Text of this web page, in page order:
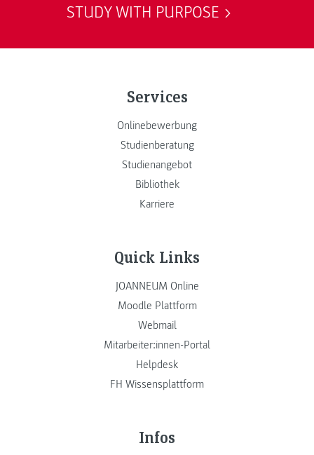
STUDY WITH PURPOSE
Services
Onlinebewerbung
Studienberatung
Studienangebot
Bibliothek
Karriere
Quick Links
JOANNEUM Online
Moodle Plattform
Webmail
Mitarbeiter:innen-Portal
Helpdesk
FH Wissensplattform
Infos